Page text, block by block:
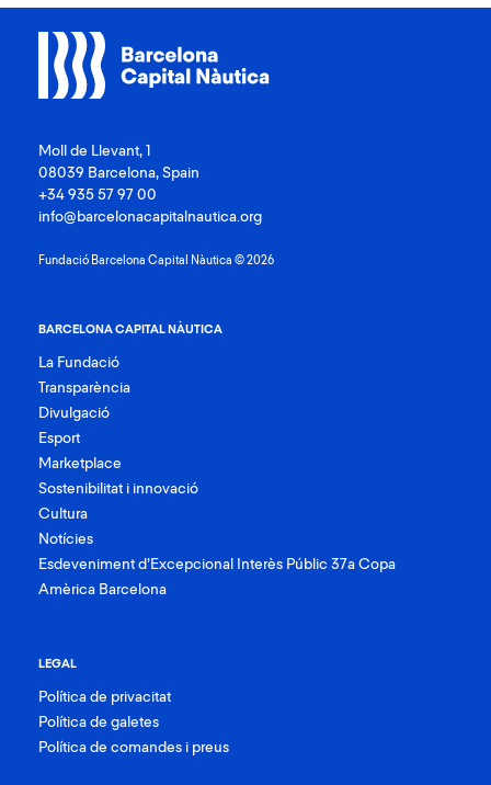
Moll de Llevant, 1
08039 Barcelona, Spain
+34 935 57 97 00
info@barcelonacapitalnautica.org
Fundació Barcelona Capital Nàutica © 2026
BARCELONA CAPITAL NÀUTICA
La Fundació
Transparència
Divulgació
Esport
Marketplace
Sostenibilitat i innovació
Cultura
Notícies
Esdeveniment d’Excepcional Interès Públic 37a Copa
Amèrica Barcelona
LEGAL
Política de privacitat
Política de galetes
Política de comandes i preus